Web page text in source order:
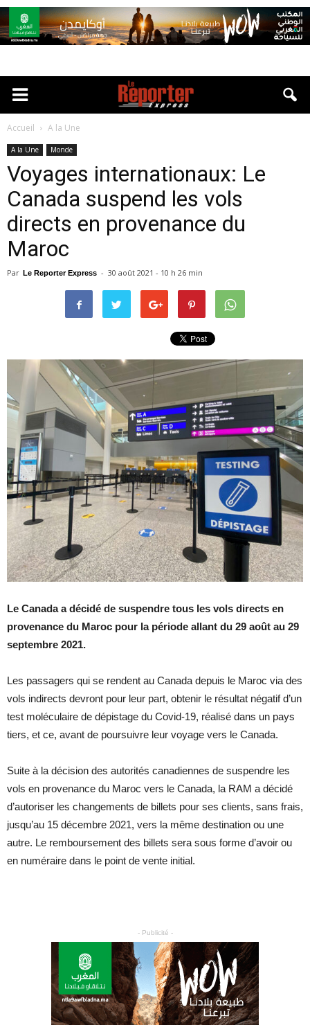
Accueil A la Une
A la Une Monde
Voyages internationaux: Le
Canada suspend les vols
directs en provenance du
Maroc
Par Le Reporter Express - 30 août 2021 - 10 h 26 min
Le Canada a décidé de suspendre tous les vols directs en
provenance du Maroc pour la période allant du 29 août au 29
septembre 2021.
Les passagers qui se rendent au Canada depuis le Maroc via des
vols indirects devront pour leur part, obtenir le résultat négatif d’un
test moléculaire de dépistage du Covid-19, réalisé dans un pays
tiers, et ce, avant de poursuivre leur voyage vers le Canada.
Suite à la décision des autorités canadiennes de suspendre les
vols en provenance du Maroc vers le Canada, la RAM a décidé
d’autoriser les changements de billets pour ses clients, sans frais,
jusqu’au 15 décembre 2021, vers la même destination ou une
autre. Le remboursement des billets sera sous forme d’avoir ou
en numéraire dans le point de vente initial.
- Publicité -